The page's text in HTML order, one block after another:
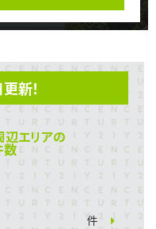
新！
辺エリアの
数
件